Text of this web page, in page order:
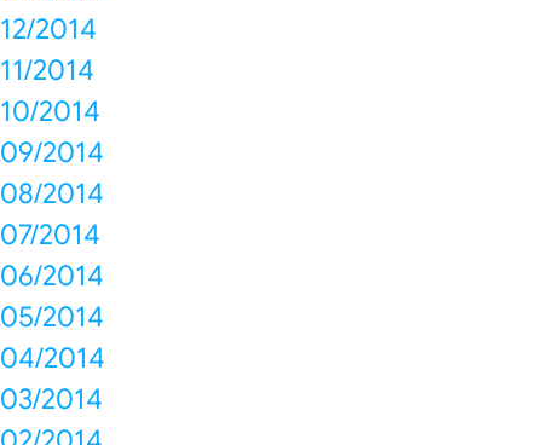
12/2014
11/2014
10/2014
09/2014
08/2014
07/2014
06/2014
05/2014
04/2014
03/2014